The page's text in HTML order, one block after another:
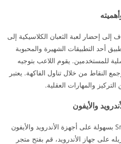
إحضار لعبة الثعبان الكلاسيكية إلى
أحد التطبيقات الشهيرة والمحبوبة
للمستخدمين. يقوم اللاعب بتوجيه
النقاط من خلال تناول الفاكهة. يعتبر
والمهارات العقلية.
والأيفون
يمكن تحميل ثعبان للأندرويد Snake بسهولة على أجهزة الأندرويد والأيفون
على جهاز الأندرويد، قم بفتح متجر